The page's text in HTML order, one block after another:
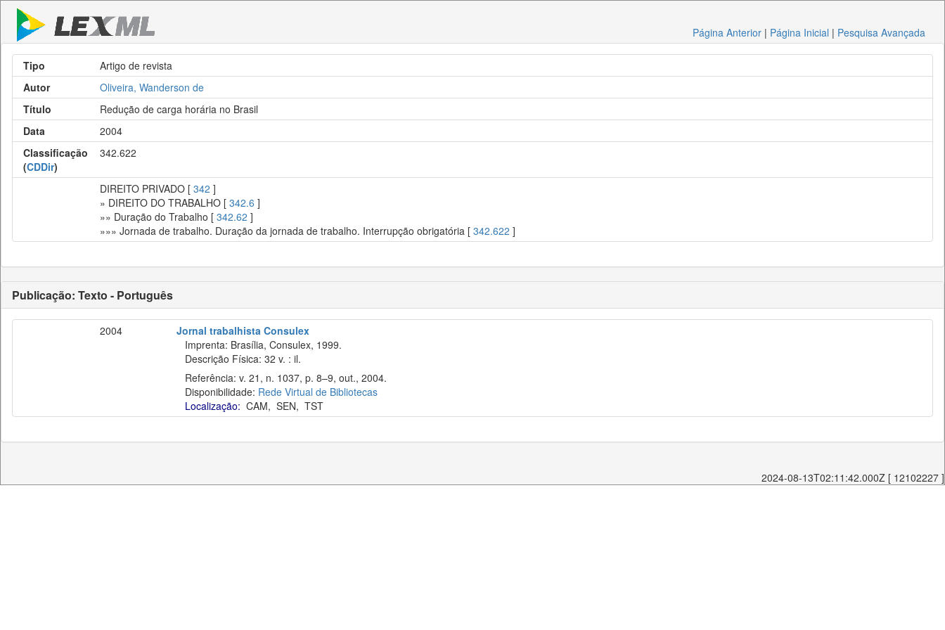
Página Anterior | Página Inicial | Pesquisa Avançada
Tipo
Artigo de revista
Autor
Oliveira, Wanderson de
Título
Redução de carga horária no Brasil
Data
2004
Classificação
(CDDir)
342.622
DIREITO PRIVADO [ 342 ]
» DIREITO DO TRABALHO [ 342.6 ]
»» Duração do Trabalho [ 342.62 ]
»»» Jornada de trabalho. Duração da jornada de trabalho. Interrupção obrigatória [ 342.622 ]
Publicação: Texto - Português
2004
Jornal trabalhista Consulex
Imprenta: Brasília, Consulex, 1999.
Descrição Física: 32 v. : il.
Referência: v. 21, n. 1037, p. 8–9, out., 2004.
Disponibilidade: Rede Virtual de Bibliotecas
Localização: CAM, SEN, TST
2024-08-13T02:11:42.000Z [ 12102227 ]